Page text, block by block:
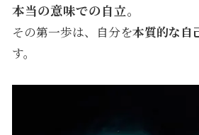
本当の意味での自立。
その第一歩は、自分を本質的な自
す。